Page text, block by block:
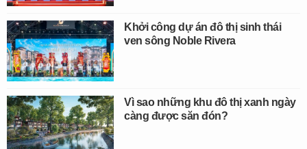
Khởi công dự án đô thị sinh thái
ven sông Noble Rivera
Vì sao những khu đô thị xanh ngày
càng được săn đón?